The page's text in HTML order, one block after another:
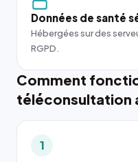
Données de santé
Hébergées sur des
RGPD.
Comment
téléconsultation
1